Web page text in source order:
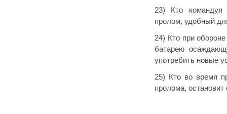
23) Кто командуя
пролом, удобный
24) Кто при
батарею
употребить новые
25) Кто во время
пролома, остановит